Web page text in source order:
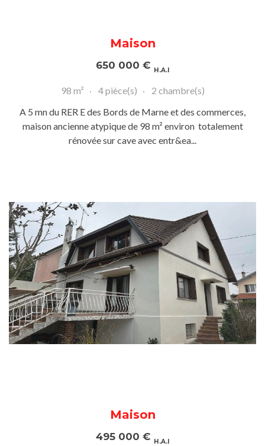
Maison
650 000 € H.A.I
98 m² 4 pièce(s)
2 chambre(s)
A 5 mn du RER E des Bords de Marne et des commerces,
maison ancienne atypique de 98 m² environ totalement
rénovée sur cave avec entr&ea...
Maison
495 000 € H.A.I